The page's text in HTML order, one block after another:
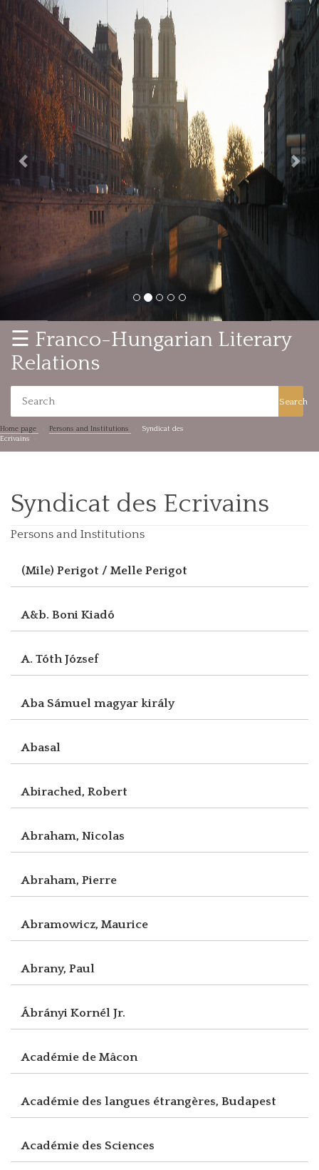
Previous
☰ Franco-Hungarian Literary
Relations
Search
Home page Persons and Institutions
Syndicat des
Ecrivains
Syndicat des Ecrivains
Persons and Institutions
(Mile) Perigot / Melle Perigot
A&b. Boni Kiadó
A. Tóth József
Aba Sámuel magyar király
Abasal
Abirached, Robert
Abraham, Nicolas
Abraham, Pierre
Abramowicz, Maurice
Abrany, Paul
Ábrányi Kornél Jr.
Académie de Mâcon
Académie des langues étrangères, Budapest
Académie des Sciences